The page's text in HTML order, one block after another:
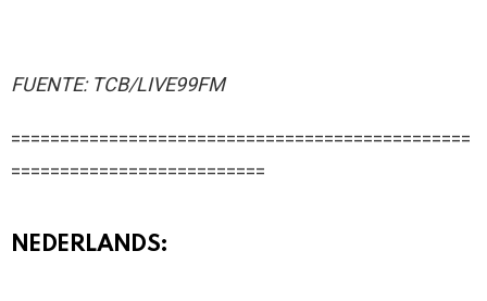
FUENTE: TCB/LIVE99FM
===============================================
==========================
NEDERLANDS: